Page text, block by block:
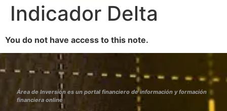
Indicador Delta
You do not have access to this note.
Área de Inversión es un portal financiero de información y formación
financiera online